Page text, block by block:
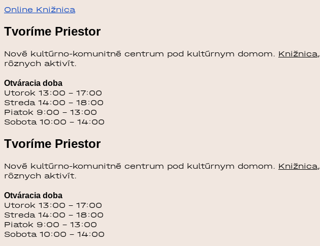
Online Knižnica
Tvoríme Priestor
Nové kultúrno-komunitné centrum pod kultúrnym domom. Knižnica,
rôznych aktivít.
Otváracia doba
Utorok 13:00 – 17:00
Streda 14:00 – 18:00
Piatok 9:00 – 13:00
Sobota 10:00 – 14:00
Tvoríme Priestor
Nové kultúrno-komunitné centrum pod kultúrnym domom. Knižnica,
rôznych aktivít.
Otváracia doba
Utorok 13:00 – 17:00
Streda 14:00 – 18:00
Piatok 9:00 – 13:00
Sobota 10:00 – 14:00